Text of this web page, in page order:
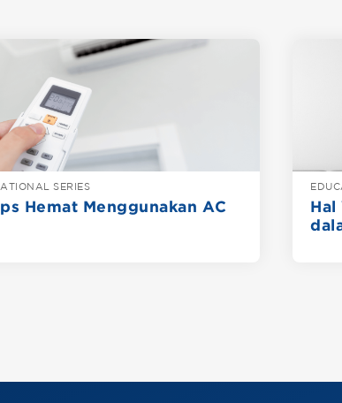
SERIES
Hemat Menggunakan AC